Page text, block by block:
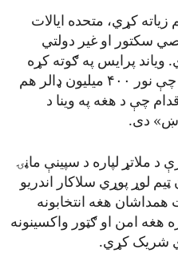
کړي، متحده ایالات
سکتور او غیر دولتي
پرایس په ګوته کړه
چې خصوصي سکتور ژمن دی چې نور ۴۰۰ میلیون ډالر هم
چې د هغه په وینا د
دی.
د ملاتړ لپاره د سپینې ماڼۍ
ټیم لوړ پوړي سلاکار اندریو
هغه انتخابونه
هغه امن او ګټور واکسینونه
شریک کړي.